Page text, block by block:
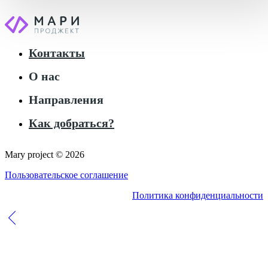
Контакты
О нас
Направления
Как добраться?
Mary project © 2026
Пользовательское соглашение
Политика конфиденциальности